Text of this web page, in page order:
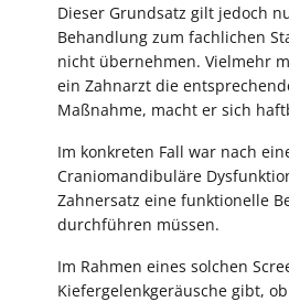
Dieser Grundsatz gilt jedoch
Behandlung zum fachlichen
nicht übernehmen. Vielmehr
ein Zahnarzt die
Maßnahme, macht er sich
Im konkreten Fall war nach
Craniomandibuläre
Zahnersatz eine funktionelle
durchführen müssen.
Im Rahmen eines solchen
Kiefergelenkgeräusche gibt,